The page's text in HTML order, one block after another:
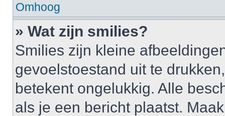
Omhoog
» Wat zijn smilies?
Smilies zijn kleine
gevoelstoestand uit te
betekent ongelukkig. Alle
als je een bericht plaatst.